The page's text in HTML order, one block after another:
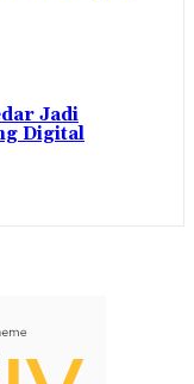
Jadi
Digital